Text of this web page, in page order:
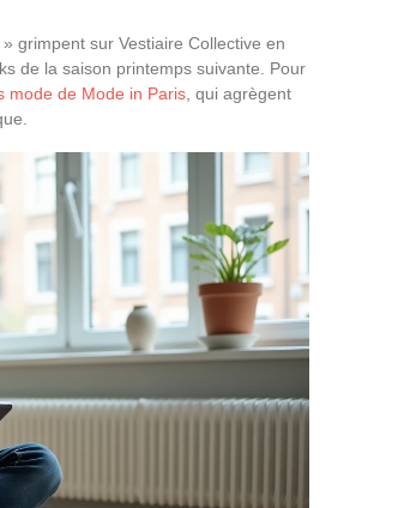
grimpent sur Vestiaire Collective en
de la saison printemps suivante. Pour
mode de Mode in Paris , qui agrègent